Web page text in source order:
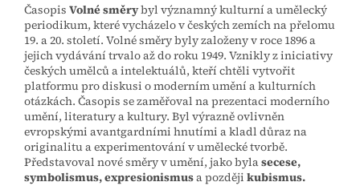
Časopis Volné směrybyl významný kulturní a umělecký
periodikum, které vycházelo v českých zemích na přelomu
19. a 20. století. Volné směry byly založeny v roce 1896 a
jejich vydávání trvalo až do roku 1949. Vznikly z iniciativy
českých umělců a intelektuálů, kteří chtěli vytvořit
platformu pro diskusi o moderním umění a kulturních
otázkách. Časopis se zaměřoval na prezentaci moderního
umění, literatury a kultury. Byl výrazně ovlivněn
evropskými avantgardními hnutími a kladl důraz na
originalitu a experimentování v umělecké tvorbě.
Představoval nové směry v umění, jako bylasecese,
symbolismus, expresionismusa později kubismus.